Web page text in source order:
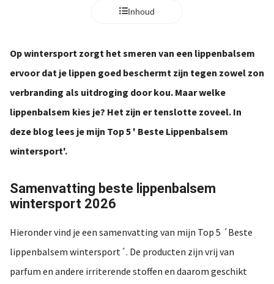
Inhoud
Op wintersport zorgt het smeren van een lippenbalsem
ervoor dat je lippen goed beschermt zijn tegen zowel zon
verbranding als uitdroging door kou. Maar welke
lippenbalsem kies je? Het zijn er tenslotte zoveel. In
deze blog lees je mijn Top 5 ' Beste Lippenbalsem
wintersport'.
Samenvatting beste lippenbalsem
wintersport 2026
Hieronder vind je een samenvatting van mijn Top 5 ´Beste
lippenbalsem wintersport´. De producten zijn vrij van
parfum en andere irriterende stoffen en daarom geschikt
worden
om
te
over
op
gebruikt
te